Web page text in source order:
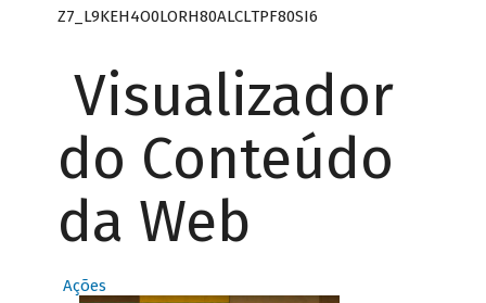
Z7_L9KEH4O0LORH80ALCLTPF80SI6
Visualizador
do Conteúdo
da Web
Ações